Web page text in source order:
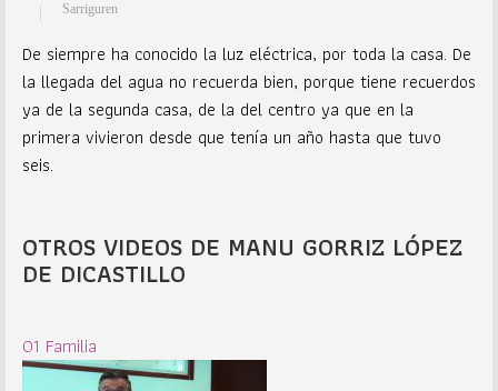
Sarriguren
De siempre ha conocido la luz eléctrica, por toda la casa. De
la llegada del agua no recuerda bien, porque tiene recuerdos
ya de la segunda casa, de la del centro ya que en la
primera vivieron desde que tenía un año hasta que tuvo
seis.
OTROS VIDEOS DE MANU GORRIZ LÓPEZ
DE DICASTILLO
01 Familia